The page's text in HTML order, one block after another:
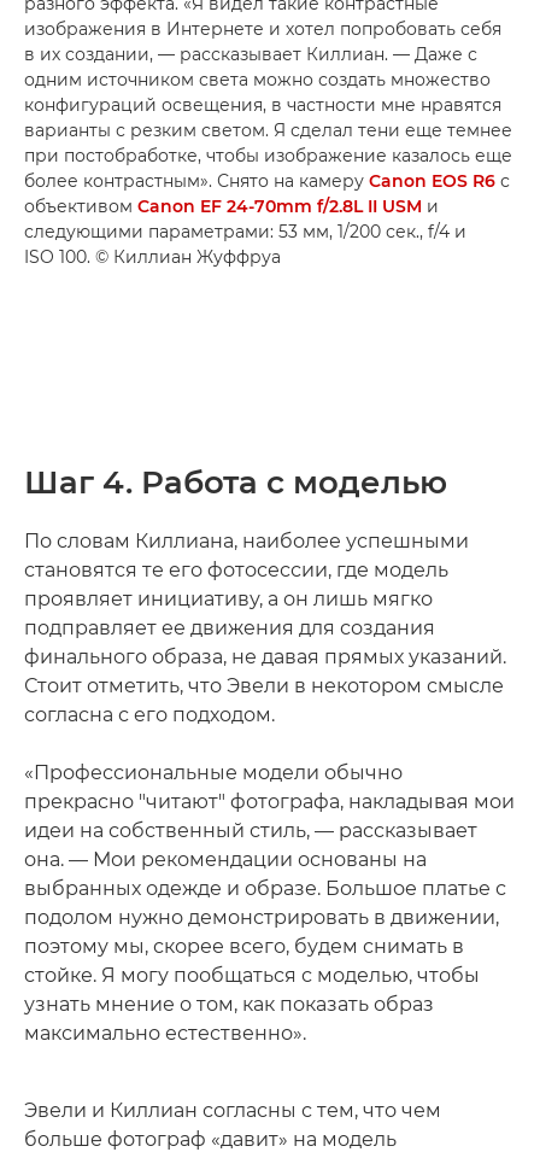
изображения в Интернете и хотел попробовать себя
в их создании, — рассказывает Киллиан. — Даже с
одним источником света можно создать множество
конфигураций освещения, в частности мне нравятся
варианты с резким светом. Я сделал тени еще темнее
при постобработке, чтобы изображение казалось еще
более контрастным». Снято на камеру Canon EOS R6 с
объективом Canon EF 24-70mm f/2.8L II USM и
следующими параметрами: 53 мм, 1/200 сек., f/4 и
ISO 100. © Киллиан Жуффруа
Шаг 4. Работа с моделью
По словам Киллиана, наиболее успешными
становятся те его фотосессии, где модель
проявляет инициативу, а он лишь мягко
подправляет ее движения для создания
финального образа, не давая прямых указаний.
Стоит отметить, что Эвели в некотором смысле
согласна с его подходом.
«Профессиональные модели обычно
прекрасно "читают" фотографа, накладывая мои
идеи на собственный стиль, — рассказывает
она. — Мои рекомендации основаны на
выбранных одежде и образе. Большое платье с
подолом нужно демонстрировать в движении,
поэтому мы, скорее всего, будем снимать в
стойке. Я могу пообщаться с моделью, чтобы
узнать мнение о том, как показать образ
максимально естественно».
Эвели и Киллиан согласны с тем, что чем
больше фотограф «давит» на модель